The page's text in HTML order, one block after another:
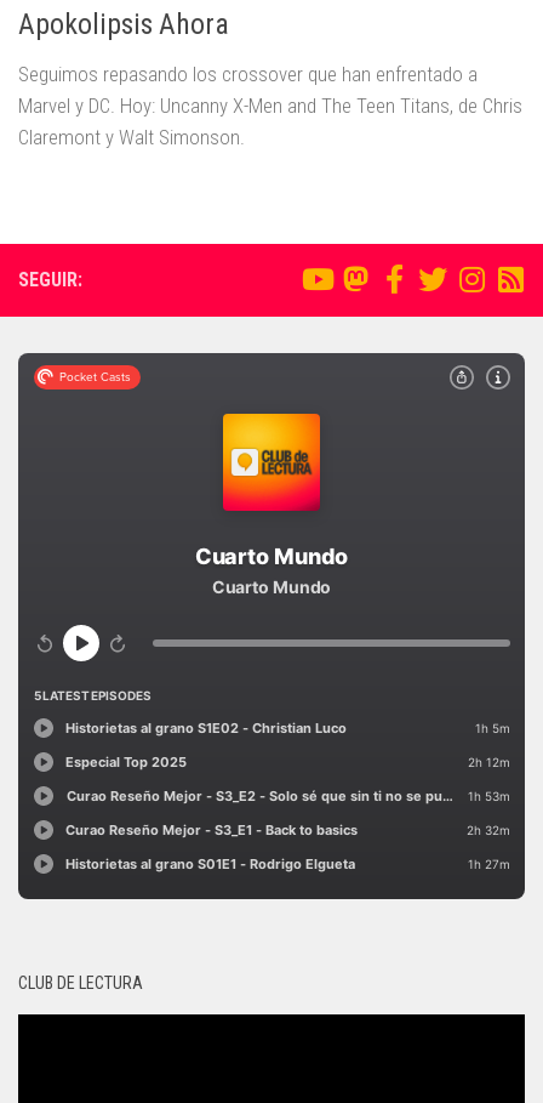
Apokolipsis Ahora
Seguimos repasando los crossover que han enfrentado a
Marvel y DC. Hoy: Uncanny X-Men and The Teen Titans, de Chris
Claremont y Walt Simonson.
SEGUIR:
CLUB DE LECTURA